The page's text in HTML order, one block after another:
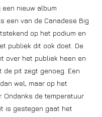
een nieuw album
een van de Canadese Big
op het podium en
publiek dit ook doet. De
over het publiek heen en
de pit zegt genoeg. Een
wel, maar op het
Ondanks de temperatuur
is gestegen gaat het